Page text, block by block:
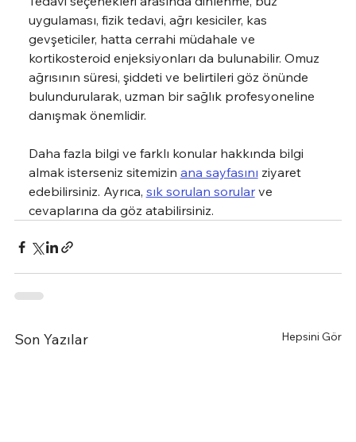
uygulaması, fizik tedavi, ağrı kesiciler, kas
gevşeticiler, hatta cerrahi müdahale ve
kortikosteroid enjeksiyonları da bulunabilir. Omuz
ağrısının süresi, şiddeti ve belirtileri göz önünde
bulundurularak, uzman bir sağlık profesyoneline
danışmak önemlidir.
Daha fazla bilgi ve farklı konular hakkında bilgi
almak isterseniz sitemizin ana sayfasını ziyaret
edebilirsiniz. Ayrıca, sık sorulan sorular ve
cevaplarına da göz atabilirsiniz.
Son Yazılar Hepsini Gör